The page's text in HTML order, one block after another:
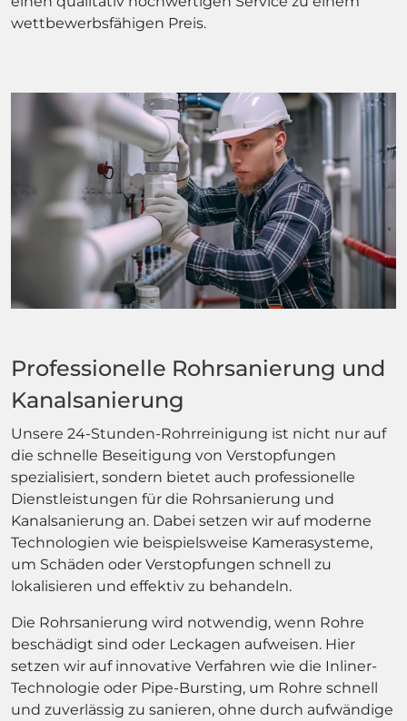
wettbewerbsfähigen Preis.
Professionelle Rohrsanierung und
Kanalsanierung
Unsere 24-Stunden-Rohrreinigung ist nicht nur auf
die schnelle Beseitigung von Verstopfungen
spezialisiert, sondern bietet auch professionelle
Dienstleistungen für die Rohrsanierung und
Kanalsanierung an. Dabei setzen wir auf moderne
Technologien wie beispielsweise Kamerasysteme,
um Schäden oder Verstopfungen schnell zu
lokalisieren und effektiv zu behandeln.
Die Rohrsanierung wird notwendig, wenn Rohre
beschädigt sind oder Leckagen aufweisen. Hier
setzen wir auf innovative Verfahren wie die Inliner-
Technologie oder Pipe-Bursting, um Rohre schnell
und zuverlässig zu sanieren, ohne durch aufwändige